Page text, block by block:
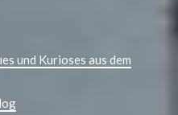
und Kurioses aus dem